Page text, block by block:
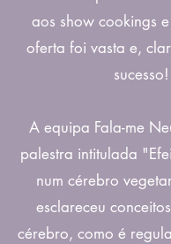
aos show cookings
oferta foi vasta e,
sucesso!
A equipa Fala-me
palestra intitulada
num cérebro
esclareceu
cérebro, como é